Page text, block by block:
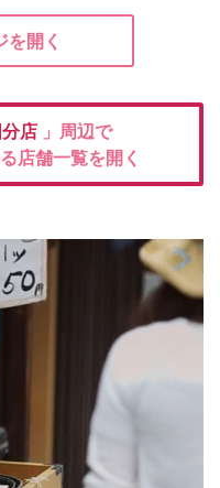
を開く
店 」周辺で
店舗一覧を開く